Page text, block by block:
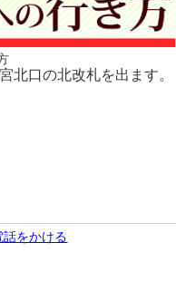
北口の北改札を出ます。